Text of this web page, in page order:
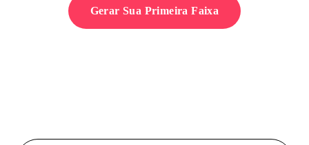
Gerar Sua Primeira Faixa